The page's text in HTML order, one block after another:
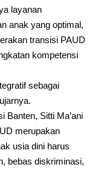
layanan
anak yang optimal,
transisi PAUD
kompetensi
sebagai
Banten, Sitti Ma’ani
merupakan
usia dini harus
bebas diskriminasi,